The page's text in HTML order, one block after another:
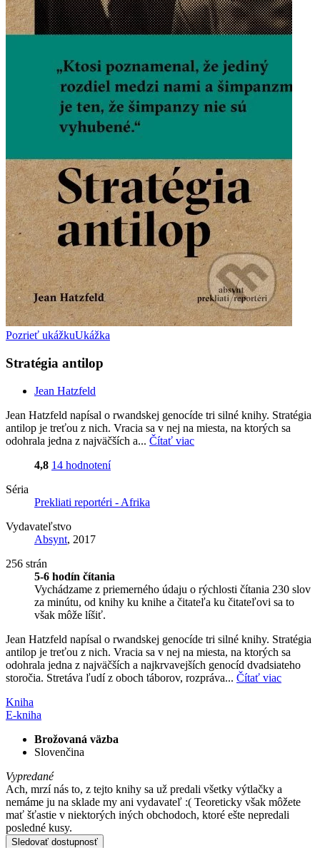
Pozrieť ukážkuUkážka
Stratégia antilop
Jean Hatzfeld
Jean Hatzfeld napísal o rwandskej genocíde tri silné knihy. Stratégia
antilop je treťou z nich. Vracia sa v nej na miesta, na ktorých sa
odohrala jedna z najväčších a... Čítať viac
4,8 14 hodnotení
Séria
Prekliati reportéri - Afrika
Vydavateľstvo
Absynt, 2017
256 strán
5-6 hodín čítania
Vychádzame z priemerného údaju o rýchlosti čítania 230 slov
za minútu, od knihy ku knihe a čitateľa ku čitateľovi sa to
však môže líšiť.
Jean Hatzfeld napísal o rwandskej genocíde tri silné knihy. Stratégia
antilop je treťou z nich. Vracia sa v nej na miesta, na ktorých sa
odohrala jedna z najväčších a najkrvavejších genocíd dvadsiateho
storočia. Stretáva ľudí z oboch táborov, rozpráva... Čítať viac
Kniha
E-kniha
Brožovaná väzba
Slovenčina
Vypredané
Ach, mrzí nás to, z tejto knihy sa už predali všetky výtlačky a
nemáme ju na sklade my ani vydavateľ :( Teoreticky však môžete
mať šťastie v niektorých iných obchodoch, ktoré ešte nepredali
posledné kusy.
Sledovať dostupnosť